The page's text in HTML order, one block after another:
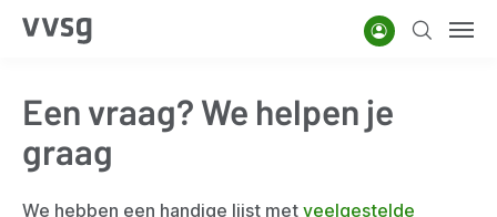
Overslaan
gaan
AccountZoeken
Een vraag? We helpen je
graag
We hebben een handige lijst met veelgestelde